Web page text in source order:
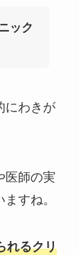
ック
にわきが
医師の実
すね。
れるクリ